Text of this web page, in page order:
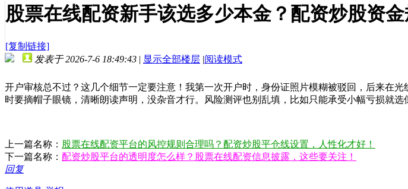
股票在线配资新手该选多少本金？配资炒股资
[复制链接]
发表于 2026-7-6 18:49:43 | 显示全部楼层 |阅读模式
开户审核总不过？这几个细节一定要注意！我第一次开户时，身份证照片模糊被驳回，后来在
时要摘帽子眼镜，清晰朗读声明，没杂音才行。风险测评也别乱填，比如只能承受小幅亏损就
上一篇名称： 股票在线配资平台的风控规则合理吗？配资炒股平仓线设置，人性化才好！
下一篇名称： 配资炒股平台的透明度怎么样？股票在线配资信息披露，这些要关注！
回复